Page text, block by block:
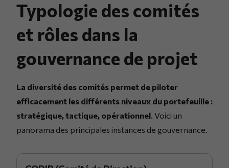
Typologie des comités
et rôles dans la
gouvernance de projet
La diversité des comités permet de piloter
efficacement les différents niveaux du portefeuille :
stratégique, tactique, opérationnel . Voici un
panorama des principales instances de gouvernance.